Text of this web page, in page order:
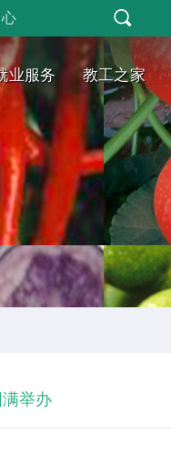
业服务 教工之家
举办